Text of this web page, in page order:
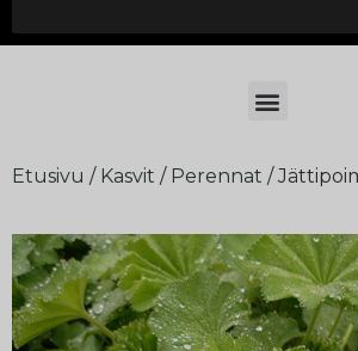
Etusivu / Kasvit / Perennat /